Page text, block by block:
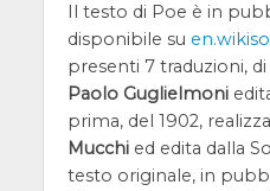
Il testo di Poe è in
disponibile su
presenti 7 traduzioni, di
Paolo Guglielmoni
prima, del 1902,
Mucchied edita dalla
testo originale, in